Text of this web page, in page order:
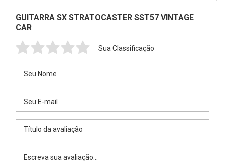
GUITARRA SX STRATOCASTER SST57 VINTAGE
CAR
Sua Classificação